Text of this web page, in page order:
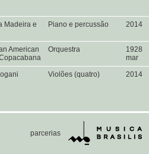
Madeira e
Piano e percussão 2014
American
Orquestra
1928
mar
Violões (quatro) 2014
parcerias